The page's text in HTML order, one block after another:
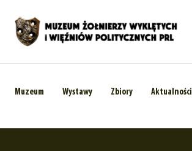
Muzeum Wystawy Zbiory Aktualności